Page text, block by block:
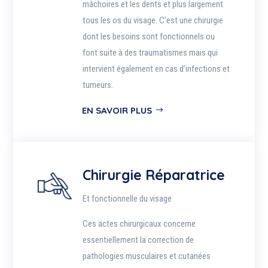
mâchoires et les dents et plus largement
tous les os du visage. C’est une chirurgie
dont les besoins sont fonctionnels ou
font suite à des traumatismes mais qui
intervient également en cas d’infections et
tumeurs.
EN SAVOIR PLUS
Chirurgie Réparatrice
Et fonctionnelle du visage
Ces actes chirurgicaux concerne
essentiellement la correction de
pathologies musculaires et cutanées